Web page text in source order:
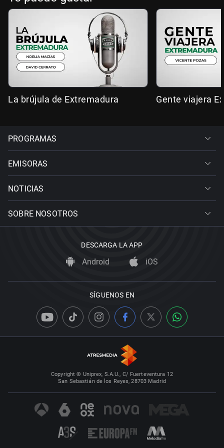
La brújula de Extremadura Gente viajera
PROGRAMAS
EMISORAS
NOTICIAS
SOBRE NOSOTROS
DESCARGA LA APP
Android iOS
SÍGUENOS EN
Copyright © Uniprex, S.A.U., C/ Fuerteventura 12
San Sebastián de los Reyes, 28703 Madrid